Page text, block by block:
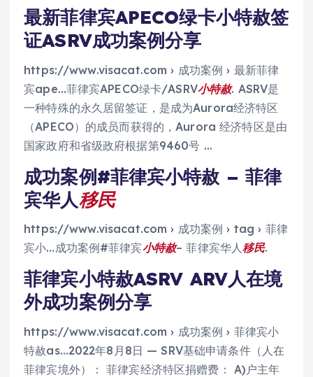
最新菲律宾APECO绿卡小特赦签
证ASRV成功案例分享
https://www.visacat.com › 成功案例 › 最新菲律
宾ape…菲律宾APECO绿卡/ASRV小特赦. ASRV是
一种特殊的永久居留签证，是成为Aurora经济特区
（APECO）的成员而获得的，Aurora 经济特区是由
国家政府和省级政府根据第9460号 …
成功案例#菲律宾小特赦 – 菲律
宾华人移民
https://www.visacat.com › 成功案例 › tag › 菲律
宾小…成功案例#菲律宾小特赦– 菲律宾华人移民.
菲律宾小特赦ASRV ARV人在境
外成功案例分享
https://www.visacat.com › 成功案例 › 菲律宾小
特赦as…2022年8月8日 — SRV基础申请条件（人在
菲律宾境外）： 菲律宾经济特区捐赠费： A)户主年